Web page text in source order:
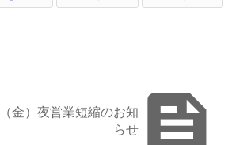

金）夜営業短縮のお知
らせ